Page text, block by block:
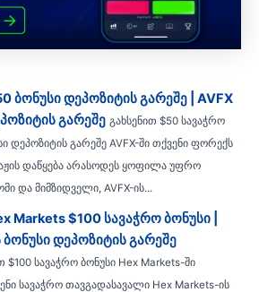
ბონუსი დეპოზიტის გარეშე | AVFX
გარეშე გახსენით $50 სავაჭრო
დეპოზიტის გარეშე AVFX-ში თქვენი ფორექს
დაწყება არასოდეს ყოფილა უფრო
და მიმზიდველი, AVFX-ის...
Markets $100 სავაჭრო ბონუსი |
დეპოზიტის გარეშე
$100 სავაჭრო ბონუსი Hex Markets-ში
სავაჭრო თავგადასავალი Hex Markets-ის